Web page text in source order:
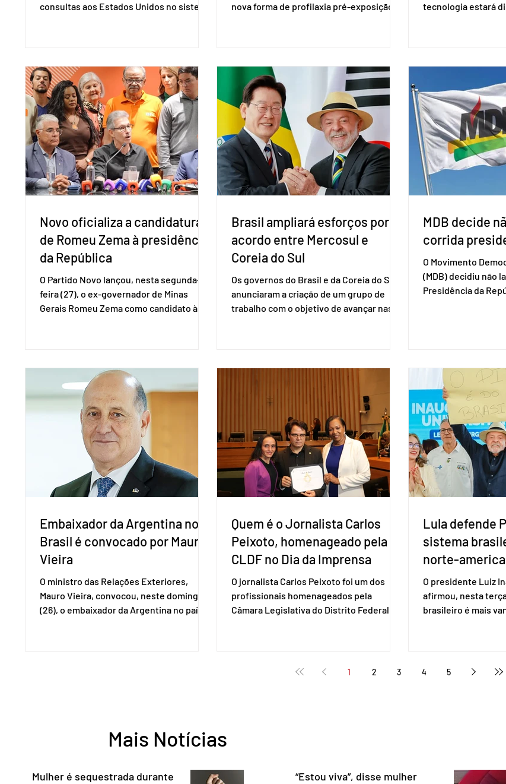
consultas aos Estados Unidos no sistema
base na Seção 301 da Lei de Comércio de
1974. Segundo nota divulgada pelo
Ministério das Relações Exteriores, o
Brasil considera que as tarifas são
injustificadas e incompatíveis com as
obrigações assumidas pelos Estados
Unid
nova forma de profilaxia pré-exposição
e pode ser tomado a cada dois meses. O
pedido de inclusão vai ser encaminhado
pelo Ministério da Saúde à Comissão
Nacional de Incorporação de Novas
Tecnologias no SUS (Conitec) na semana
que vem. A Conitec é um colegiado
tecnologia estará
Se o título estiver
votar mesmo sem
cadastro. Neste
documento de
à urna eletrônica.
não reconh
Novo oficializa a candidatura
de Romeu Zema à presidência
da República
O Partido Novo lançou, nesta segunda-
feira (27), o ex-governador de Minas
Gerais Romeu Zema como candidato à
vice-presidente. A convenção contou
com a presença do presidente nacional
do partido, Eduardo Ribeiro, e do senador
Eduardo Girão, filiado ao Novo desde
fevereiro de 2023. Formado em
administração de empresas pela Fundaç
Brasil ampliará esforços por
acordo entre Mercosul e
Coreia do Sul
Os governos do Brasil e da Coreia do Sul
anunciaram a criação de um grupo de
trabalho com o objetivo de avançar nas
“Decidimos criar um grupo de trabalho
que vai identificar sensibilidades dos
dois lados e evitar que elas sejam um
empecilho para a retomada das
negociações de um acordo do Mercosul
com a Coreia”, disse o presiden
MDB decide
corrida
O Movimento
(MDB) decidiu não
Presidência da
formação de
ideia, segundo o
eleição de
estaduais, além de
no Congresso
Embaixador da Argentina no
Brasil é convocado por Mauro
Vieira
O ministro das Relações Exteriores,
Mauro Vieira, convocou, neste domingo
(26), o embaixador da Argentina no país,
Estado, às instituições democráticas,
Quem é o Jornalista Carlos
Peixoto, homenageado pela
CLDF no Dia da Imprensa
O jornalista Carlos Peixoto foi um dos
profissionais homenageados pela
Câmara Legislativa do Distrito Federal
deputada distrital Dra. Jane Klébia,
Lula defende
sistema
norte-
O presidente Luiz
afirmou, nesta
brasileiro é mais
Lula destacou as
1 2 3 4 5
Mais Notícias
Mulher é sequestrada durante “Estou viva”, disse mulher